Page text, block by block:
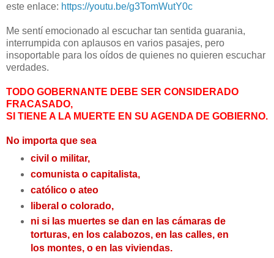
este enlace: https://youtu.be/g3TomWutY0c
Me sentí emocionado al escuchar tan sentida guarania,
interrumpida con aplausos en varios pasajes, pero
insoportable para los oídos de quienes no quieren escuchar
verdades.
TODO GOBERNANTE DEBE SER CONSIDERADO
FRACASADO,
SI TIENE A LA MUERTE EN SU AGENDA DE GOBIERNO.
No importa que sea
civil o militar,
comunista o capitalista,
católico o ateo
liberal o colorado,
ni si las muertes se dan en las cámaras de
torturas, en los calabozos, en las calles, en
los montes, o en las viviendas.